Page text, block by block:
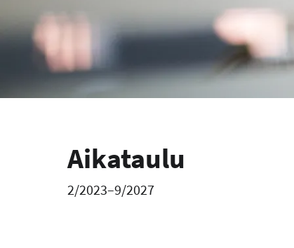
Aikataulu
2/2023–9/2027